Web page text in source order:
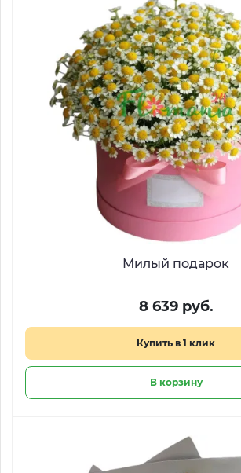
Милый подарок
8 639 руб.
Купить в 1 клик
В корзину